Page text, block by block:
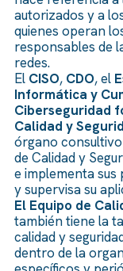
autorizados y a
quienes operan
responsables de
redes.
El CISO, CDO, el
Informática y
Ciberseguridad
Calidad y
órgano
de Calidad y
e implementa
y supervisa su
El Equipo de
también tiene la
calidad y
dentro de la